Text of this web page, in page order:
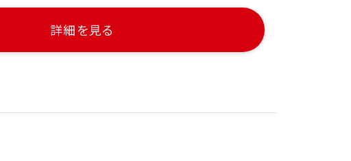
詳細を見る